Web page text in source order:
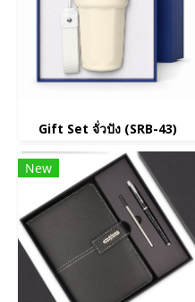
Gift Set จั่วปัง (SRB-43)
New